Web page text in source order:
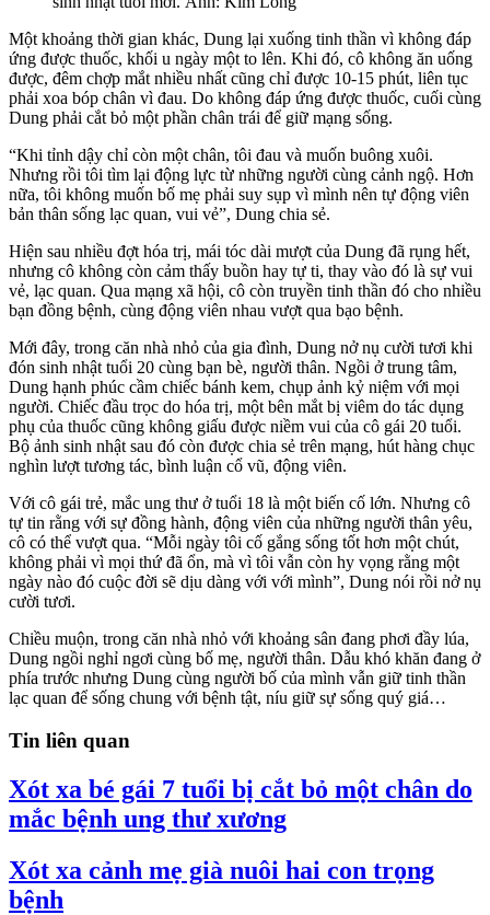
Một khoảng thời gian khác, Dung lại xuống tinh thần vì không đáp
ứng được thuốc, khối u ngày một to lên. Khi đó, cô không ăn uống
được, đêm chợp mắt nhiều nhất cũng chỉ được 10-15 phút, liên tục
phải xoa bóp chân vì đau. Do không đáp ứng được thuốc, cuối cùng
Dung phải cắt bỏ một phần chân trái để giữ mạng sống.
“Khi tỉnh dậy chỉ còn một chân, tôi đau và muốn buông xuôi.
Nhưng rồi tôi tìm lại động lực từ những người cùng cảnh ngộ. Hơn
nữa, tôi không muốn bố mẹ phải suy sụp vì mình nên tự động viên
bản thân sống lạc quan, vui vẻ”, Dung chia sẻ.
Hiện sau nhiều đợt hóa trị, mái tóc dài mượt của Dung đã rụng hết,
nhưng cô không còn cảm thấy buồn hay tự ti, thay vào đó là sự vui
vẻ, lạc quan. Qua mạng xã hội, cô còn truyền tinh thần đó cho nhiều
bạn đồng bệnh, cùng động viên nhau vượt qua bạo bệnh.
Mới đây, trong căn nhà nhỏ của gia đình, Dung nở nụ cười tươi khi
đón sinh nhật tuổi 20 cùng bạn bè, người thân. Ngồi ở trung tâm,
Dung hạnh phúc cầm chiếc bánh kem, chụp ảnh kỷ niệm với mọi
người. Chiếc đầu trọc do hóa trị, một bên mắt bị viêm do tác dụng
phụ của thuốc cũng không giấu được niềm vui của cô gái 20 tuổi.
Bộ ảnh sinh nhật sau đó còn được chia sẻ trên mạng, hút hàng chục
nghìn lượt tương tác, bình luận cổ vũ, động viên.
Với cô gái trẻ, mắc ung thư ở tuổi 18 là một biến cố lớn. Nhưng cô
tự tin rằng với sự đồng hành, động viên của những người thân yêu,
cô có thể vượt qua. “Mỗi ngày tôi cố gắng sống tốt hơn một chút,
không phải vì mọi thứ đã ổn, mà vì tôi vẫn còn hy vọng rằng một
ngày nào đó cuộc đời sẽ dịu dàng với với mình”, Dung nói rồi nở nụ
cười tươi.
Chiều muộn, trong căn nhà nhỏ với khoảng sân đang phơi đầy lúa,
Dung ngồi nghỉ ngơi cùng bố mẹ, người thân. Dẫu khó khăn đang ở
phía trước nhưng Dung cùng người bố của mình vẫn giữ tinh thần
lạc quan để sống chung với bệnh tật, níu giữ sự sống quý giá…
Tin liên quan
Xót xa bé gái 7 tuổi bị cắt bỏ một chân do
mắc bệnh ung thư xương
Xót xa cảnh mẹ già nuôi hai con trọng
bệnh